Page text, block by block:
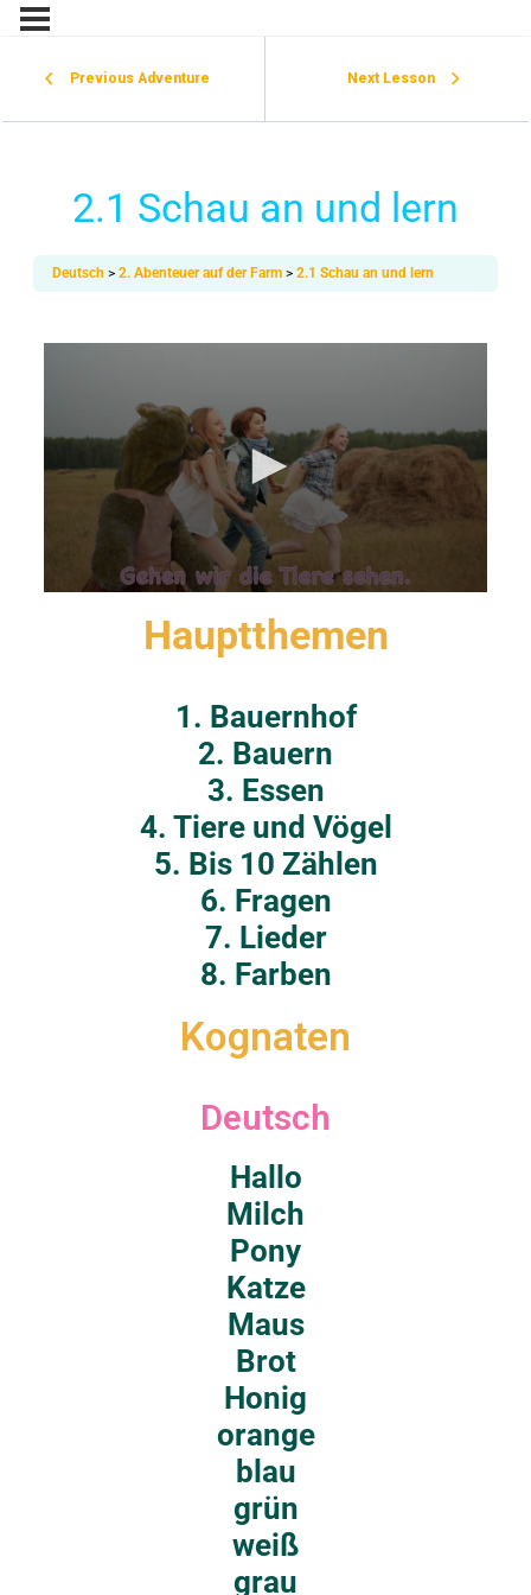
Previous Adventure Next Lesson
2.1 Schau an und lern
Deutsch 2. Abenteuer auf der Farm 2.1 Schau an und lern
Hauptthemen
1. Bauernhof
2. Bauern
3. Essen
4. Tiere und Vögel
5. Bis 10 Zählen
6. Fragen
7. Lieder
8. Farben
Kognaten
Deutsch
Hallo
Milch
Pony
Katze
Maus
Brot
Honig
orange
blau
grün
weiß
grau